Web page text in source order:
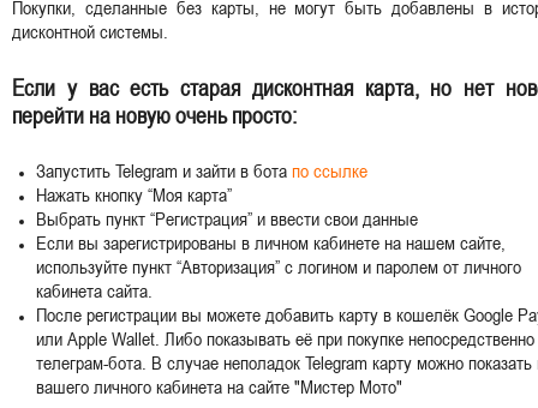
Покупки, сделанные без карты, не могут быть добавлены в
дисконтной системы.
Если у вас есть старая дисконтная карта, но нет
перейти на новую очень просто:
Запустить Telegram и зайти в бота по ссылке
Нажать кнопку “Моя карта”
Выбрать пункт “Регистрация” и ввести свои данные
Если вы зарегистрированы в личном кабинете на нашем сайте,
используйте пункт “Авторизация” с логином и паролем от личного
кабинета сайта.
После регистрации вы можете добавить карту в кошелёк Google
или Apple Wallet. Либо показывать её при покупке непосредственно
телеграм-бота. В случае неполадок Telegram карту можно показать
вашего личного кабинета на сайте "Мистер Мото"